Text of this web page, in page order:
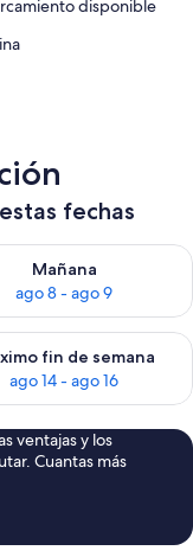
disponible
fechas
ago 7 - ago 8
Mañana
ago 8 - ago 9
la disponibilidad
semana, ago 7 -
fin de semana
ago 14 - ago 16
la disponibilidad
ventajas y los
Cuantas más